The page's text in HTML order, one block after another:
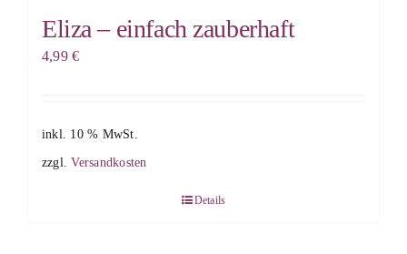
Eliza – einfach zauberhaft
4,99€
inkl. 10 % MwSt.
zzgl.Versandkosten
Details